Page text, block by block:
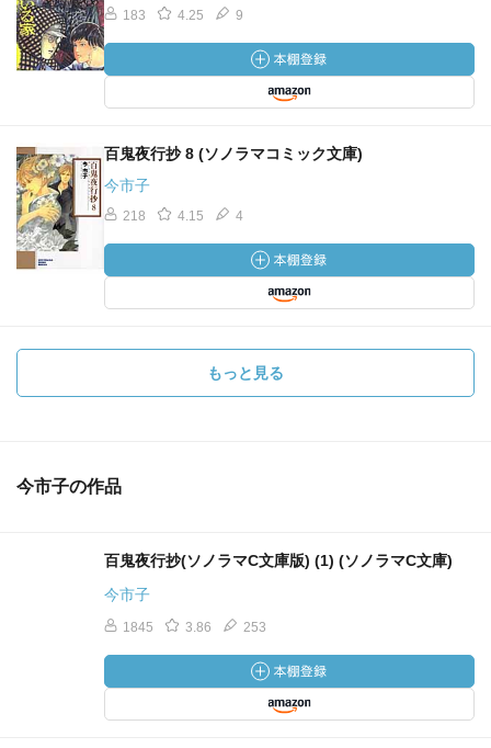
183 4.25 9
百鬼夜行抄 8 (ソノラマコミック文庫)
今市子
218 4.15 4
もっと見る
今市子の作品
百鬼夜行抄(ソノラマC文庫版) (1) (ソノラマC文庫)
今市子
1845 3.86 253